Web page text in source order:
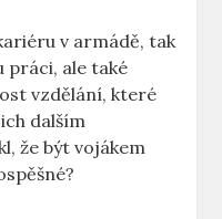
v armádě, tak
práci, ale také
vzdělání, které
dalším
že být vojákem